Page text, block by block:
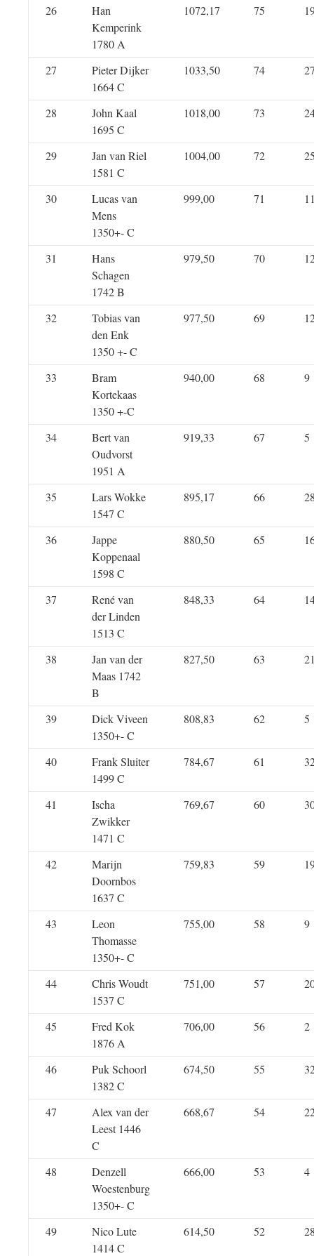
26
Han
Kemperink
1780 A
1072,17 75
27
Pieter Dijker
1664 C
1033,50 74
28
John Kaal
1695 C
1018,00 73
29
Jan van Riel
1581 C
1004,00 72
30
Lucas van
Mens
1350+- C
999,00 71
31
Hans
Schagen
1742 B
979,50 70
32
Tobias van
den Enk
1350 +- C
977,50 69
33
Bram
Kortekaas
1350 +-C
940,00 68 9
34
Bert van
Oudvorst
1951 A
919,33 67 5
35
Lars Wokke
1547 C
895,17 66
36
Jappe
Koppenaal
1598 C
880,50 65
37
René van
der Linden
1513 C
848,33 64
38
Jan van der
Maas 1742
B
827,50 63
39
Dick Viveen
1350+- C
808,83 62 5
40
Frank Sluiter
1499 C
784,67 61
41
Ischa
Zwikker
1471 C
769,67 60
42
Marijn
Doornbos
1637 C
759,83 59
43
Leon
Thomasse
1350+- C
755,00 58 9
44
Chris Woudt
1537 C
751,00 57
45
Fred Kok
1876 A
706,00 56 2
46
Puk Schoorl
1382 C
674,50 55
47
Alex van der
Leest 1446
C
668,67 54
48
Denzell
Woestenburg
1350+- C
666,00 53 4
49
Nico Lute
1414 C
614,50 52